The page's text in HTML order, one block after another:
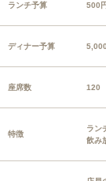
ランチ予算 500
ディナー予算
座席数 120
特徴
ラン
飲み